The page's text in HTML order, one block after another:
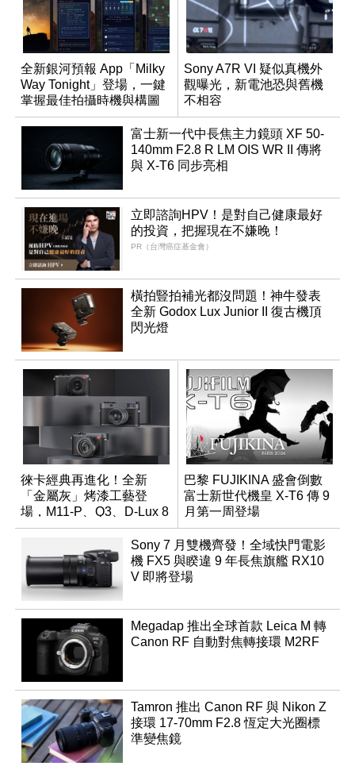
全新銀河預報 App「Milky
Way Tonight」登場，一鍵
掌握最佳拍攝時機與構圖
Sony A7R VI 疑似真機外
觀曝光，新電池恐與舊機
不相容
富士新一代中長焦主力鏡頭 XF 50-
140mm F2.8 R LM OIS WR II 傳將
與 X-T6 同步亮相
立即諮詢HPV！是對自己健康最好
的投資，把握現在不嫌晚！
PR（台灣癌症基金會）
橫拍豎拍補光都沒問題！神牛發表
全新 Godox Lux Junior II 復古機頂
閃光燈
徠卡經典再進化！全新
「金屬灰」烤漆工藝登
場，M11-P、Q3、D-Lux 8
領銜換裝
巴黎 FUJIKINA 盛會倒數
富士新世代機皇 X-T6 傳 9
月第一周登場
Sony 7 月雙機齊發！全域快門電影
機 FX5 與睽違 9 年長焦旗艦 RX10
V 即將登場
Megadap 推出全球首款 Leica M 轉
Canon RF 自動對焦轉接環 M2RF
Tamron 推出 Canon RF 與 Nikon Z
接環 17-70mm F2.8 恆定大光圈標
準變焦鏡